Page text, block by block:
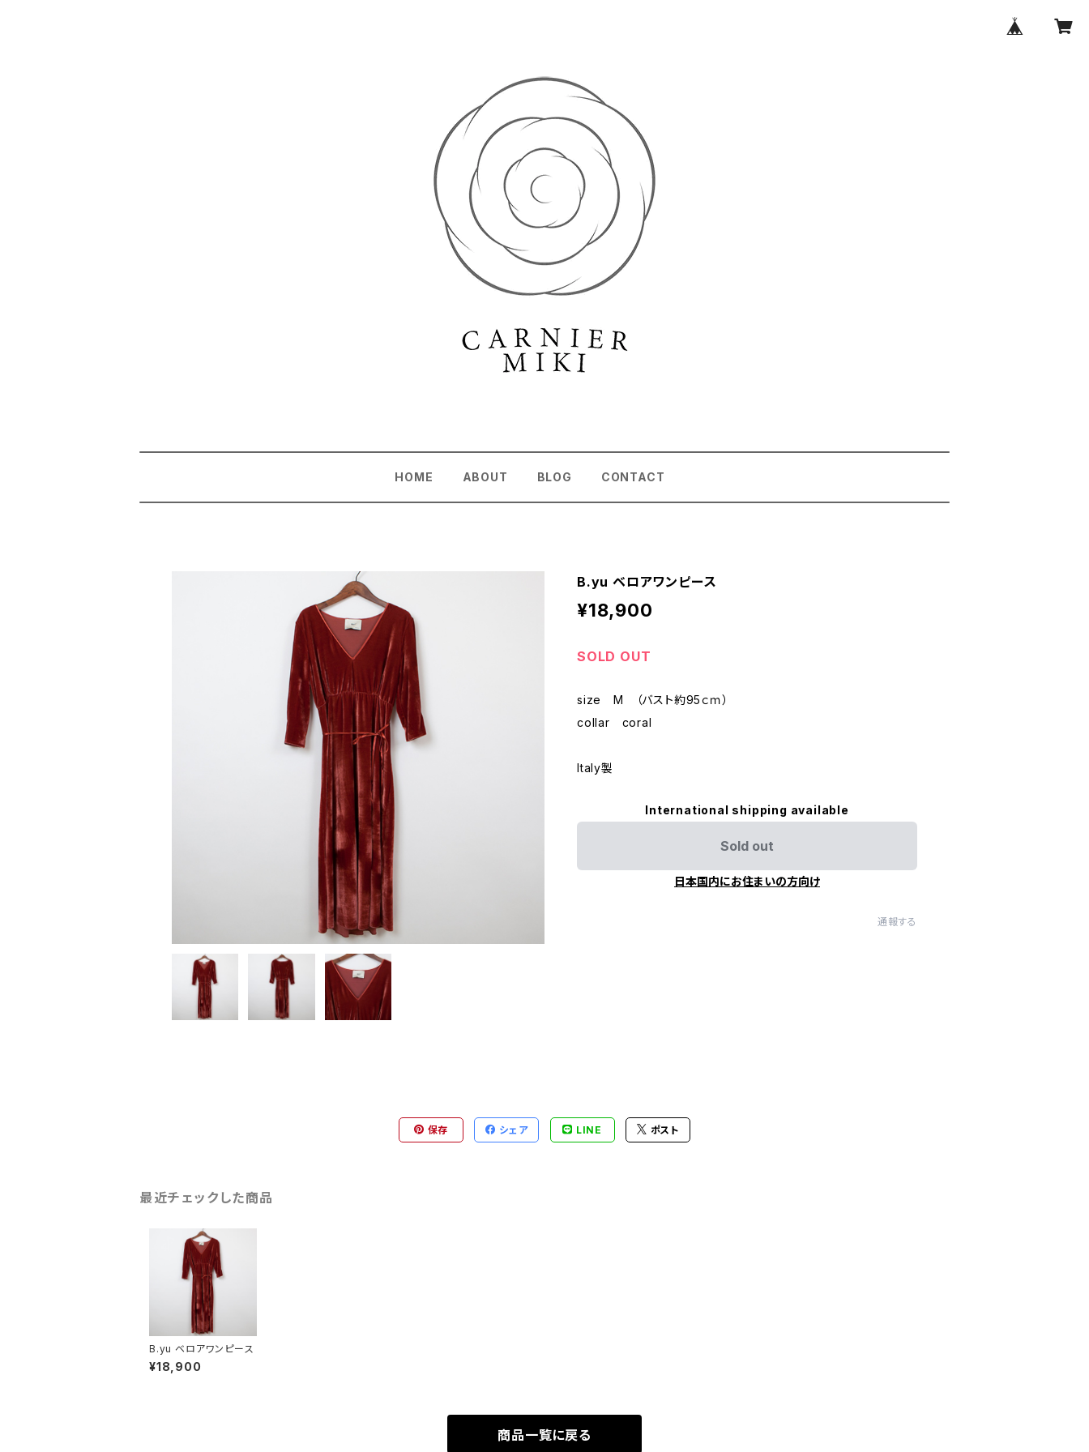
HOME ABOUT BLOG CONTACT
B.yu ベロアワンピース
¥18,900
SOLD OUT
size M （バスト約95ｃｍ）
collar coral
Italy製
International shipping available
Sold out
日本国内にお住まいの方向け
通報する
保存 シェア LINE ポスト
最近チェックした商品
B.yu ベロアワンピース
¥18,900
商品一覧に戻る